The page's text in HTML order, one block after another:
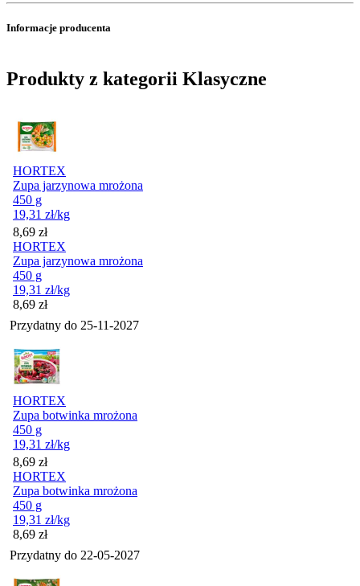
Informacje producenta
Produkty z kategorii Klasyczne
HORTEX
Zupa jarzynowa mrożona
450 g
19,31 zł/kg
Cena
8,69 zł
HORTEX
Zupa jarzynowa mrożona
450 g
19,31 zł/kg
Cena
8,69 zł
Przydatny do 25-11-2027
HORTEX
Zupa botwinka mrożona
450 g
19,31 zł/kg
Cena
8,69 zł
HORTEX
Zupa botwinka mrożona
450 g
19,31 zł/kg
Cena
8,69 zł
Przydatny do 22-05-2027